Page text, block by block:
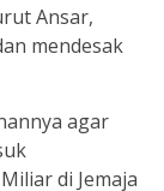
Ansar,
mendesak
agar
di Jemaja